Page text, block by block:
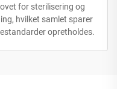
for sterilisering og
hvilket samlet sparer
opretholdes.